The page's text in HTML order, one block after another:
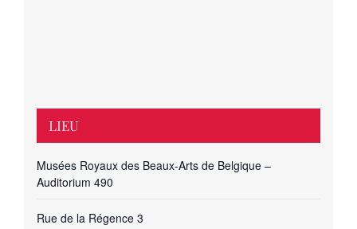
LIEU
Musées Royaux des Beaux-Arts de Belgique –
Auditorium 490
Rue de la Régence 3